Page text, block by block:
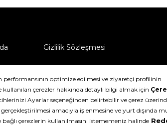
Gizlilik Sözleşmesi